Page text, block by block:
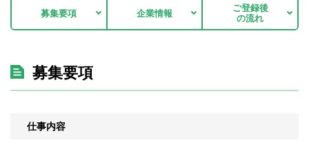
募集要項 企業情報
ご登録後
の流れ
募集要項
仕事内容